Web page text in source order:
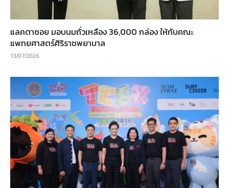
แลคตาซอย มอบนมถั่วเหลือง 36,000 กล่อง ให้กับคณะ
แพทยศาสตร์ศิริราชพยาบาล
13/07/2026